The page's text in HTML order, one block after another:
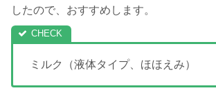
したので、おすすめします。
ミルク（液体タイプ、ほほえみ）